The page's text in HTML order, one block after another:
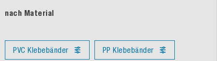
nach Material
PVC Klebebänder PP Klebebänder